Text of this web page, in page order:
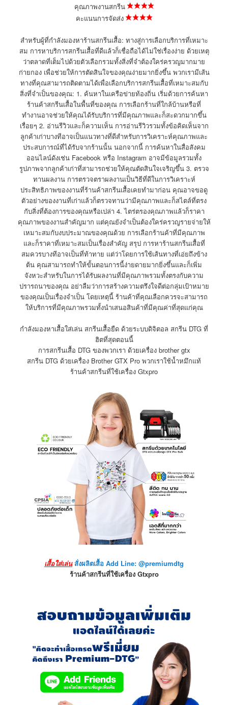
คุณภาพงานสกรีน
คะแนนการจัดส่ง
สำหรับผู้ที่กำลังมองหาร้านสกรีนเสื้อ: ทางสู่การเลือกบริการที่เหมาะ
สม การหาบริการสกรีนเสื้อที่ดีแล้วก็เชื่อถือได้ไม่ใช่เรื่องง่าย ด้วยเหตุ
ว่าตลาดที่เต็มไปด้วยตัวเลือกรวมทั้งสิ่งที่จำต้องใคร่ครวญมากมาย
ก่ายกอง เพื่อช่วยให้การตัดสินใจของคุณง่ายมากยิ่งขึ้น พวกเรามีเส้น
ทางที่คุณสามารถติดตามได้เพื่อเลือกบริการสกรีนเสื้อที่เหมาะสมกับ
สิ่งที่จำเป็นของคุณ: 1. ค้นหาในเครือข่ายท้องถิ่น เริ่มด้วยการค้นหา
ร้านค้าสกรีนเสื้อในพื้นที่ของคุณ การเลือกร้านที่ใกล้บ้านหรือที่
ทำงานอาจช่วยให้คุณได้รับบริการที่มีคุณภาพและก็สะดวกมากขึ้น
เรื่อยๆ 2. อ่านรีวิวและก็ความเห็น การอ่านรีวิวรวมทั้งข้อคิดเห็นจาก
ลูกค้าเก่าบางทีอาจเป็นแนวทางที่ดีสำหรับการวิเคราะห์คุณภาพและ
ประสบการณ์ที่ได้รับจากร้านนั้น นอกจากนี้ การค้นหาในสื่อสังคม
ออนไลน์ดังเช่น Facebook หรือ Instagram อาจมีข้อมูลรวมทั้ง
รูปภาพจากลูกค้าเก่าที่สามารถช่วยให้คุณตัดสินใจเจริญขึ้น 3. ตรวจ
ทานผลงาน การตรวจตราผลงานเป็นวิธีที่ดีในการวิเคราะห์
ประสิทธิภาพของงานที่ร้านค้าสกรีนเสื้อเคยทำมาก่อน คุณอาจขอดู
ตัวอย่างของงานที่เก่าแล้วก็ตรวจทานว่ามีคุณภาพและก็สไตล์ที่ตรง
กับสิ่งที่ต้องการของคุณหรือเปล่า 4. ไตร่ตรองคุณภาพแล้วก็ราคา
คุณภาพของงานสำคัญมาก แต่คุณยังจำเป็นต้องใคร่ครวญรายจ่ายให้
เหมาะสมกับงบประมาณของคุณด้วย การเลือกร้านค้าที่มีคุณภาพ
และก็ราคาที่เหมาะสมเป็นเรื่องสำคัญ สรุป การหาร้านสกรีนเสื้อที่
สมควรบางทีอาจเป็นที่ท้าทาย แต่ว่าโดยการใช้เส้นทางที่เอ่ยถึงข้าง
ต้น คุณสามารถทำให้ขั้นตอนการนี้ง่ายดายมากยิ่งขึ้นและก็เพิ่ม
จังหวะสำหรับในการได้รับผลงานที่มีคุณภาพรวมทั้งตรงกับความ
ปรารถนาของคุณ อย่าลืมว่าการสร้างความตรึงใจดีต่อกลุ่มเป้าหมาย
ของคุณเป็นเรื่องจำเป็น โดยเหตุนี้ ร้านค้าที่คุณเลือกควรจะสามารถ
ให้บริการที่มีคุณภาพรวมทั้งนำเสนอสินค้าที่มีคุณค่าที่สุดแก่คุณ
กำลังมองหาเสื้อใส่เล่น สกรีนเสื้อยืด ด้วยระบบดิจิตอล สกรีน DTG ที่
ฮิตที่สุดตอนนี้
การสกรีนเสื้อ DTG ของพวกเรา ด้วยเครื่อง brother gtx
สกรีน DTG ด้วยเครื่อง Brother GTX Pro พวกเราใช้น้ำหมึกแท้
ร้านค้าสกรีนที่ใช้เครื่อง Gtxpro
เสื้อใส่เล่น สั่งผลิตเสื้อ Add Line: @premiumdtg
ร้านค้าสกรีนที่ใช้เครื่อง Gtxpro